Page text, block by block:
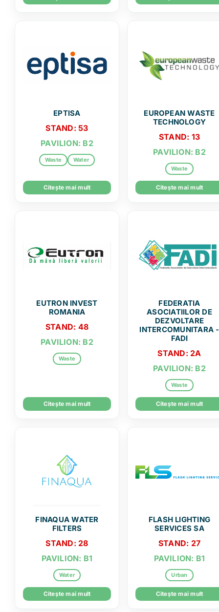
EPTISA
STAND: 53
PAVILION: B2
Waste Water
Citește mai mult
EUROPEAN WASTE
TECHNOLOGY
STAND: 13
PAVILION: B2
Waste
Citește mai mult
EUTRON INVEST
ROMANIA
STAND: 48
PAVILION: B2
Waste
Citește mai mult
FEDERATIA
ASOCIATIILOR DE
DEZVOLTARE
INTERCOMUNITARA -
FADI
STAND: 2A
PAVILION: B2
Waste
Citește mai mult
FINAQUA WATER
FILTERS
STAND: 28
PAVILION: B1
Water
Citește mai mult
FLASH LIGHTING
SERVICES SA
STAND: 27
PAVILION: B1
Urban
Citește mai mult